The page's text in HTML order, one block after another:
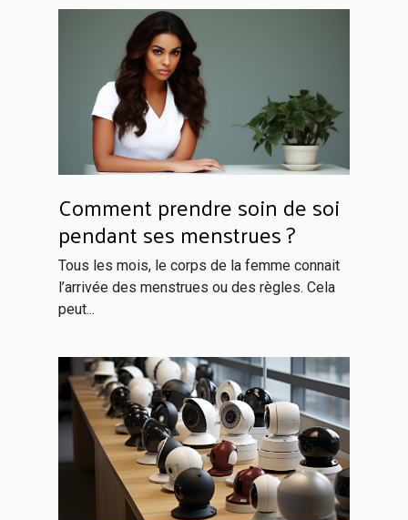
Comment prendre soin de soi
pendant ses menstrues ?
Tous les mois, le corps de la femme connait
l’arrivée des menstrues ou des règles. Cela
peut...